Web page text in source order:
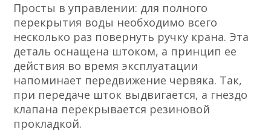
Просты в управлении: для полного
перекрытия воды необходимо всего
несколько раз повернуть ручку крана. Эта
деталь оснащена штоком, а принцип ее
действия во время эксплуатации
напоминает передвижение червяка. Так,
при передаче шток выдвигается, а гнездо
клапана перекрывается резиновой
прокладкой.